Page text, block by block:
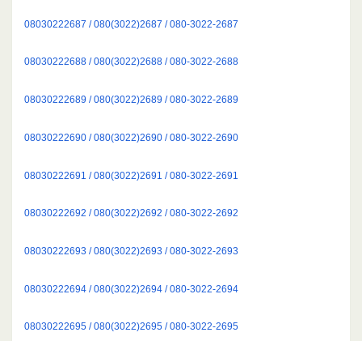
08030222687 / 080(3022)2687 / 080-3022-2687
08030222688 / 080(3022)2688 / 080-3022-2688
08030222689 / 080(3022)2689 / 080-3022-2689
08030222690 / 080(3022)2690 / 080-3022-2690
08030222691 / 080(3022)2691 / 080-3022-2691
08030222692 / 080(3022)2692 / 080-3022-2692
08030222693 / 080(3022)2693 / 080-3022-2693
08030222694 / 080(3022)2694 / 080-3022-2694
08030222695 / 080(3022)2695 / 080-3022-2695